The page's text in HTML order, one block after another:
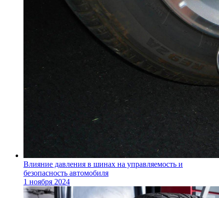
Влияние давления в шинах на управляемость и
безопасность автомобиля
1 ноября 2024